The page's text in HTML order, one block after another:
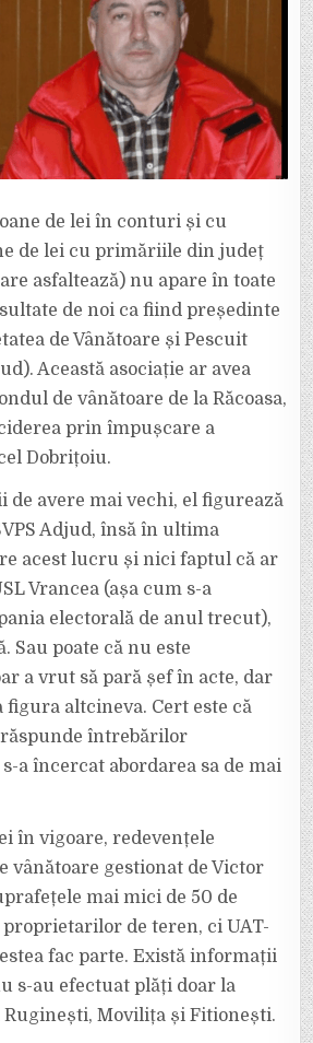
de lei în conturi și cu
de lei cu primăriile din județ
asfaltează) nu apare în toate
de noi ca fiind președinte
de Vânătoare și Pescuit
Această asociație ar avea
de vânătoare de la Răcoasa,
prin împușcare a
Dobrițoiu.
de avere mai vechi, el figurează
Adjud, însă în ultima
acest lucru și nici faptul că ar
Vrancea (așa cum s-a
electorală de anul trecut),
Sau poate că nu este
a vrut să pară șef în acte, dar
altcineva. Cert este că
întrebărilor
a încercat abordarea sa de mai
în vigoare, redevențele
vânătoare gestionat de Victor
mai mici de 50 de
de teren, ci UAT-
fac parte. Există informații
s-au efectuat plăți doar la
Ruginești, Movilița și Fitionești.